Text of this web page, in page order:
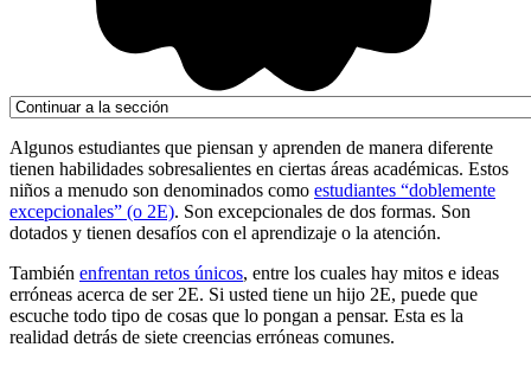
Algunos estudiantes que piensan y aprenden de manera diferente
tienen habilidades sobresalientes en ciertas áreas académicas. Estos
niños a menudo son denominados como estudiantes “doblemente
excepcionales” (o 2E). Son excepcionales de dos formas. Son
dotados y tienen desafíos con el aprendizaje o la atención.
También enfrentan retos únicos, entre los cuales hay mitos e ideas
erróneas acerca de ser 2E. Si usted tiene un hijo 2E, puede que
escuche todo tipo de cosas que lo pongan a pensar. Esta es la
realidad detrás de siete creencias erróneas comunes.